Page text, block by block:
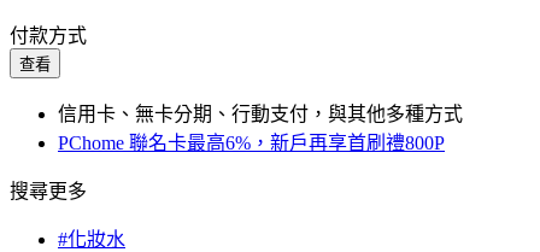
付款方式
查看
信用卡、無卡分期、行動支付，與其他多種方式
PChome 聯名卡最高6%，新戶再享首刷禮800P
搜尋更多
#化妝水